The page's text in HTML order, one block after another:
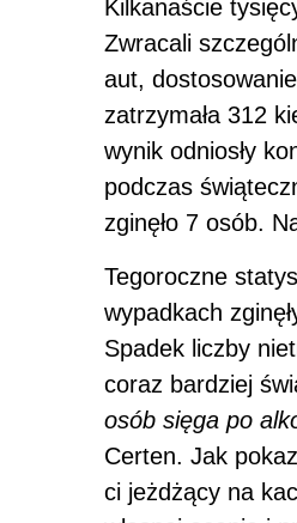
Kilkanaście
Zwracali
aut,
zatrzymała 312
wynik odniosły
podczas
zginęło 7 osób.
Tegoroczne
wypadkach
Spadek liczby
coraz bardziej
osób sięga po
Certen. Jak
ci jeżdżący na